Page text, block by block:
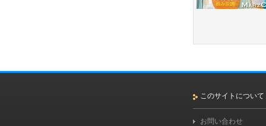
このサイトについて
お問い合わせ